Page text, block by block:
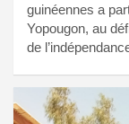
guinéennes a
Yopougon, au
de